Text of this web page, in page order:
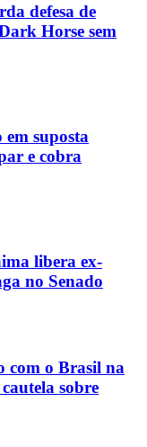
defesa de
Horse sem
suposta
e cobra
libera ex-
no Senado
com o Brasil na
sobre